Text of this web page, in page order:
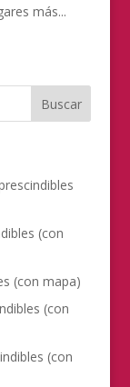
más...
(con
(con mapa)
(con
(con